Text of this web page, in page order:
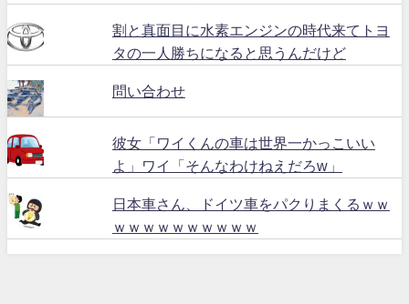
割と真面目に水素エンジンの時代来てトヨ
タの一人勝ちになると思うんだけど
問い合わせ
彼女「ワイくんの車は世界一かっこいい
よ」ワイ「そんなわけねえだろw」
日本車さん、ドイツ車をパクりまくるｗｗ
ｗｗｗｗｗｗｗｗｗｗ